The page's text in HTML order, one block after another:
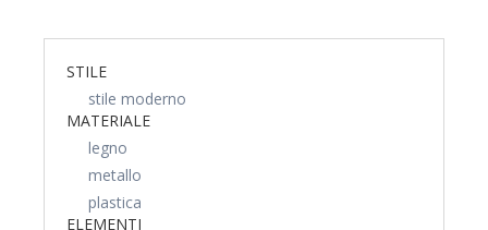
STILE
stile moderno
MATERIALE
legno
metallo
plastica
ELEMENTI